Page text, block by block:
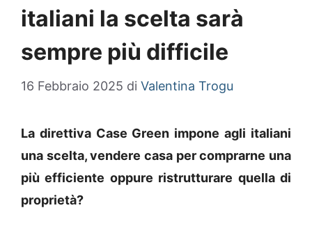
italiani la scelta sarà
sempre più difficile
16 Febbraio 2025 di Valentina Trogu
La direttiva Case Green impone agli italiani
una scelta, vendere casa per comprarne una
più efficiente oppure ristrutturare quella di
proprietà?